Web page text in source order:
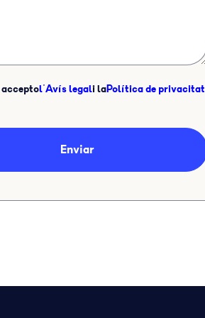
l'Avís legali laPolítica de privacitat
Enviar